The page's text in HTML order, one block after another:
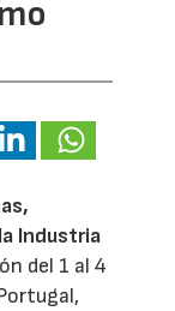
Industria
del 1 al 4